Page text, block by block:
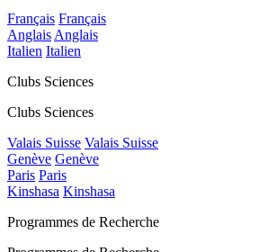
Français Français
Anglais Anglais
Italien Italien
Clubs Sciences
Clubs Sciences
Valais Suisse Valais Suisse
Genève Genève
Paris Paris
Kinshasa Kinshasa
Programmes de Recherche